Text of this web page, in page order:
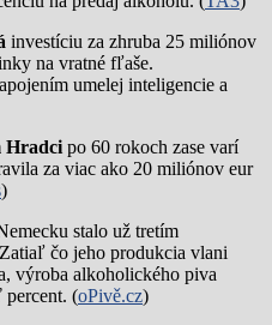
investíciu za zhruba 25 miliónov
na vratné fľaše.
umelej inteligencie a
Hradci po 60 rokoch zase varí
za viac ako 20 miliónov eur
)
stalo už tretím
čo jeho produkcia vlani
výroba alkoholického piva
percent. (oPivě.cz)